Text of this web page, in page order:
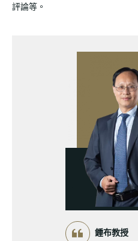
評論等。
鍾布教授